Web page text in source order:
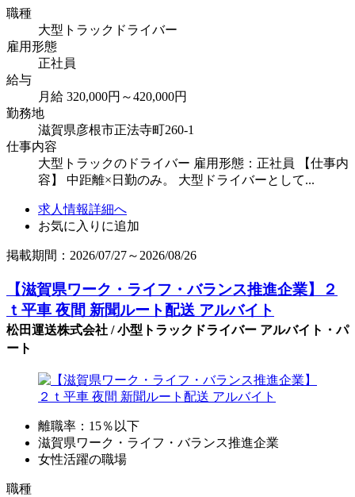
職種
大型トラックドライバー
雇用形態
正社員
給与
月給 320,000円～420,000円
勤務地
滋賀県彦根市正法寺町260-1
仕事内容
大型トラックのドライバー 雇用形態：正社員 【仕事内
容】 中距離×日勤のみ。 大型ドライバーとして...
求人情報詳細へ
お気に入りに追加
掲載期間：2026/07/27～2026/08/26
【滋賀県ワーク・ライフ・バランス推進企業】２
ｔ平車 夜間 新聞ルート配送 アルバイト
松田運送株式会社 / 小型トラックドライバー アルバイト・パ
ート
離職率：15％以下
滋賀県ワーク・ライフ・バランス推進企業
女性活躍の職場
職種